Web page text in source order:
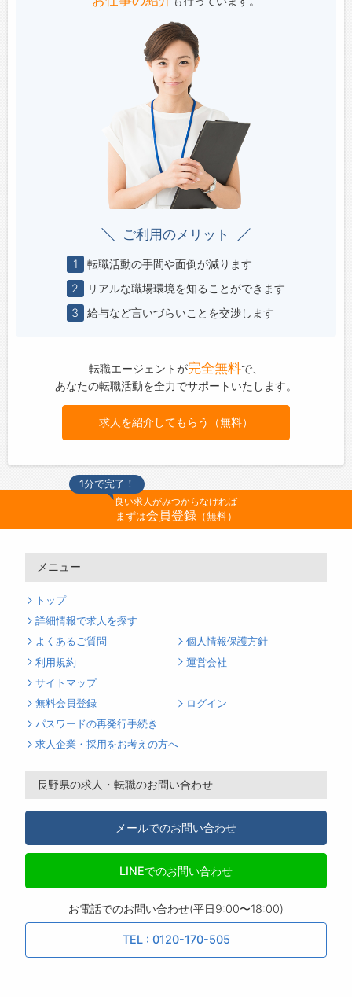
ご利用のメリット
1
転職活動の手間や面倒が減ります
2
リアルな職場環境を知ることができます
3
給与など言いづらいことを交渉します
転職エージェントが完全無料で、
あなたの転職活動を全力でサポートいたします。
求人を紹介してもらう（無料）
1分で完了！
良い求人がみつからなければ
まずは会員登録（無料）
メニュー
トップ
詳細情報で求人を探す
よくあるご質問
個人情報保護方針
利用規約
運営会社
サイトマップ
無料会員登録
ログイン
パスワードの再発行手続き
求人企業・採用をお考えの方へ
長野県の求人・転職のお問い合わせ
メールでのお問い合わせ
LINEでのお問い合わせ
お電話でのお問い合わせ(平日9:00〜18:00)
TEL : 0120-170-505